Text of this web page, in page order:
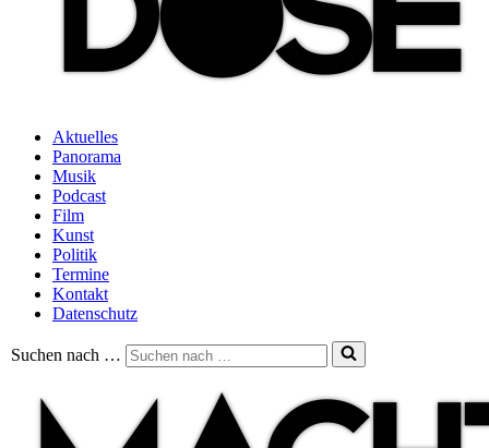
Aktuelles
Panorama
Musik
Podcast
Film
Kunst
Politik
Termine
Kontakt
Datenschutz
Suchen nach …